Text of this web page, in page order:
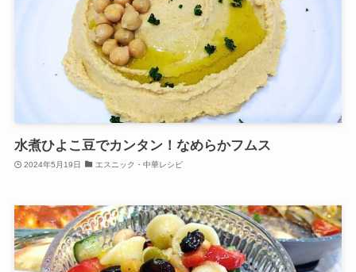
水煮ひよこ豆でカンタン！なめらかフムス
2024年5月19日 エスニック・中華レシピ